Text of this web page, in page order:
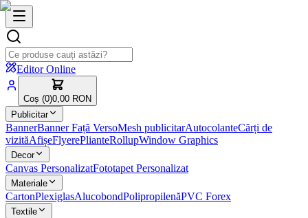
Editor Online
Coș (0)0,00 RON
Publicitar
BannerBanner Față VersoMesh publicitarAutocolanteCărți de
vizităAfișeFlyerePlianteRollupWindow Graphics
Decor
Canvas PersonalizatFototapet Personalizat
Materiale
CartonPlexiglasAlucobondPolipropilenăPVC Forex
Textile